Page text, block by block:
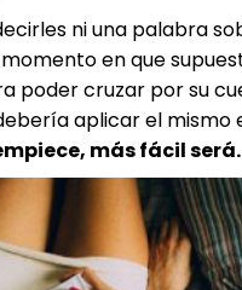
ni una palabra
en que
poder cruzar por su
aplicar el mismo
más fácil será.